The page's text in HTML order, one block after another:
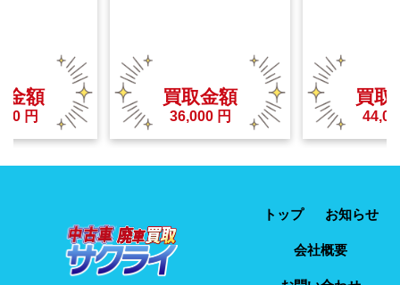
金額
円
買取金額
36,000 円
買取
トップ お知らせ
会社概要